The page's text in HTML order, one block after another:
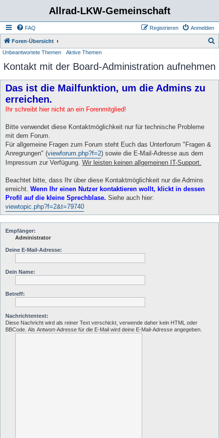
Allrad-LKW-Gemeinschaft
FAQ Anmelden
Registrieren
Foren-Übersicht
Unbeantwortete Themen Aktive Themen
Kontakt mit der Board-Administration aufnehmen
Das ist die Mailfunktion, um die Admins zu
erreichen.
Ihr schreibt hier nicht an ein Forenmitglied!
Bitte verwendet diese Kontaktmöglichkeit nur für technische Probleme
mit dem Forum.
Für allgemeine Fragen zum Forum steht Euch das Unterforum "Fragen &
Anregrungen" (viewforum.php?f=2) sowie die E-Mail-Adresse aus dem
Impressum zur Verfügung. Wir leisten keinen allgemeinen IT-Support.
Beachtet bitte, dass Ihr über diese Kontaktmöglichkeit nur die Admins
erreicht. Wenn Ihr einen Nutzer kontaktieren wollt, klickt in dessen
Profil auf die kleine Sprechblase. Siehe auch hier:
viewtopic.php?f=2&t=79740
Empfänger:
Administrator
Deine E-Mail-Adresse:
Dein Name:
Betreff:
Nachrichtentext:
Diese Nachricht wird als reiner Text verschickt, verwende daher kein HTML oder
BBCode. Als Antwort-Adresse für die E-Mail wird deine E-Mail-Adresse angegeben.